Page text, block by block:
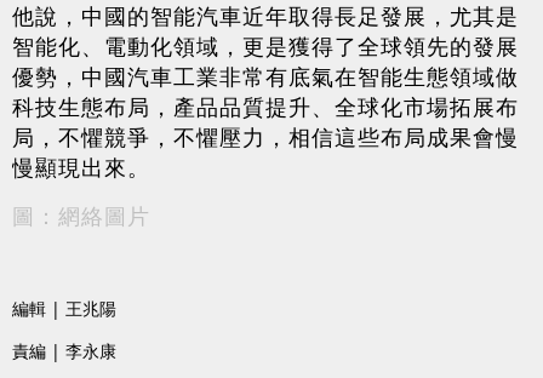
他說，中國的智能汽車近年取得長足發展，尤其是
智能化、電動化領域，更是獲得了全球領先的發展
優勢，中國汽車工業非常有底氣在智能生態領域做
科技生態布局，產品品質提升、全球化市場拓展布
局，不懼競爭，不懼壓力，相信這些布局成果會慢
慢顯現出來。
圖：網絡圖片
編輯 | 王兆陽
責編 | 李永康